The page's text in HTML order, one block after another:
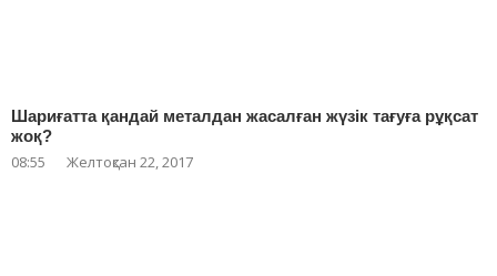
Шариғатта қандай металдан жасалған жүзік тағуға рұқсат
жоқ?
08:55 Желтоқсан 22, 2017